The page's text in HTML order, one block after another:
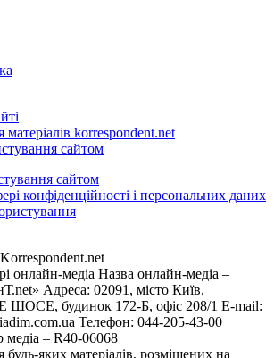
korrespondent.net
сайтом
сайтом
конфіденційності і персональних даних
онлайн-медіа Назва онлайн-медіа –
Адреса: 02091, місто Київ,
будинок 172-Б, офіс 208/1 E-mail:
Телефон: 044-205-43-00
медіа – R40-06068
яких матеріалів, розміщених на